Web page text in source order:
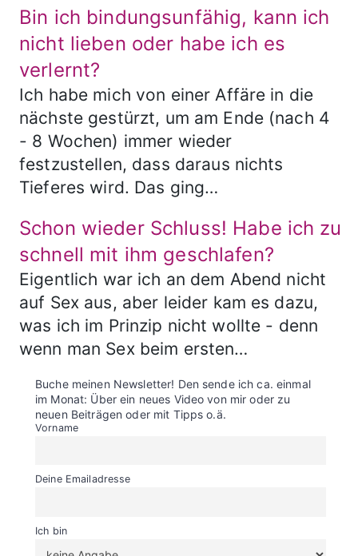
Bin ich bindungsunfähig, kann ich
nicht lieben oder habe ich es
verlernt?
Ich habe mich von einer Affäre in die
nächste gestürzt, um am Ende (nach 4
- 8 Wochen) immer wieder
festzustellen, dass daraus nichts
Tieferes wird. Das ging…
Schon wieder Schluss! Habe ich zu
schnell mit ihm geschlafen?
Eigentlich war ich an dem Abend nicht
auf Sex aus, aber leider kam es dazu,
was ich im Prinzip nicht wollte - denn
wenn man Sex beim ersten…
Buche meinen Newsletter! Den sende ich ca. einmal
im Monat: Über ein neues Video von mir oder zu
neuen Beiträgen oder mit Tipps o.ä.
Vorname
Deine Emailadresse
Ich bin